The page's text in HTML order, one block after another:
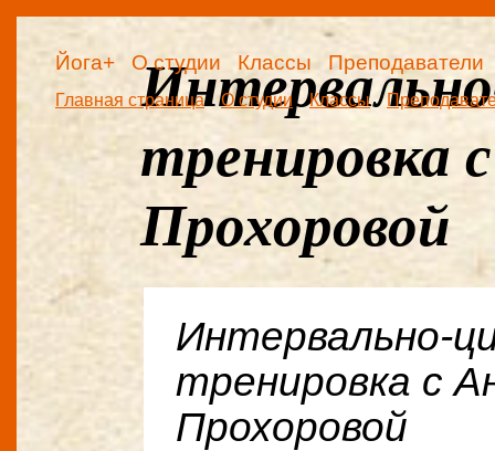
Йога+ О студии Классы Преподаватели
Главная страница О студии Классы
тренировка
Прохоровой
Интервально-
тренировка с
Прохоровой